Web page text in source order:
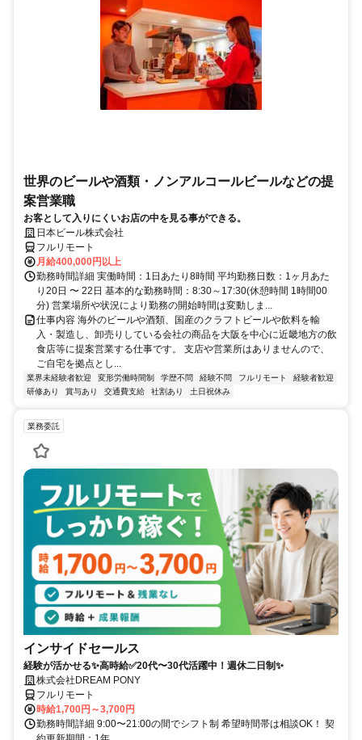
世界のビールや酒類・ノンアルコールビールなどの提
案営業職
お客として入りにくいお店の中を見る事ができる。
日本ビール株式会社
フルリモート
月給400,000円以上
勤務時間詳細 実働時間：1日あたり8時間 平均勤務日数：1ヶ月あた
り20日 〜 22日 基本的な勤務時間：8:30～17:30(休憩時間 1時間00
分) 営業場所や状況により勤務の開始時間は変動しま...
仕事内容 海外のビールや酒類、国産のクラフトビールや飲料を輸
入・製造し、卸売りしている会社の商品を大阪を中心に近畿地方の飲
食店等に提案営業する仕事です。 支店や営業所はありませんので、
ご自宅を拠点とし...
業界未経験者歓迎 変形労働時間制 学歴不問 経験不問 フルリモート
経験者歓迎
研修あり
賞与あり 交通費支給 社割あり 土日祝休み
業務委託
インサイドセールス
経験が活かせる✨高時給✅20代〜30代活躍中！週休二日制✨
株式会社DREAM PONY
フルリモート
時給1,700円～3,700円
勤務時間詳細 9:00〜21:00の間でシフト制 希望時間帯は相談OK！ 契